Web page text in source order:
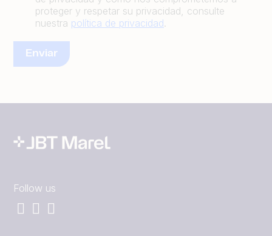
proteger y respetar su privacidad, consulte
nuestra política de privacidad.
Follow us